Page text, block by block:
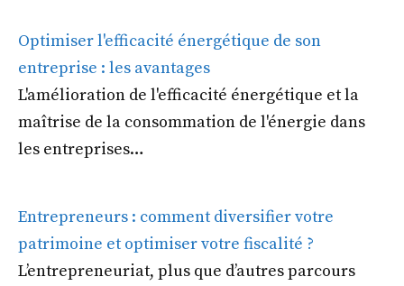
Optimiser l'efficacité énergétique de son
entreprise : les avantages
L'amélioration de l'efficacité énergétique et la
maîtrise de la consommation de l'énergie dans
les entreprises…
Entrepreneurs : comment diversifier votre
patrimoine et optimiser votre fiscalité ?
L’entrepreneuriat, plus que d’autres parcours